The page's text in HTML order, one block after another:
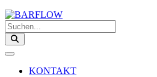
Suchen...
KONTAKT